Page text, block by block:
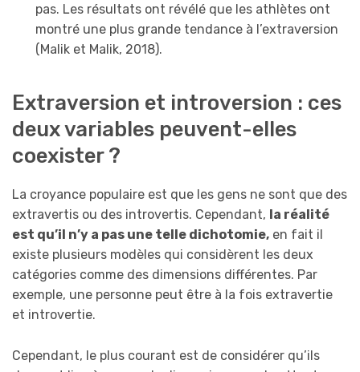
pas. Les résultats ont révélé que les athlètes ont
montré une plus grande tendance à l’extraversion
(Malik et Malik, 2018).
Extraversion et introversion : ces
deux variables peuvent-elles
coexister ?
La croyance populaire est que les gens ne sont que des
extravertis ou des introvertis. Cependant, la réalité
est qu’il n’y a pas une telle dichotomie, en fait il
existe plusieurs modèles qui considèrent les deux
catégories comme des dimensions différentes. Par
exemple, une personne peut être à la fois extravertie
et introvertie.
Cependant, le plus courant est de considérer qu’ils